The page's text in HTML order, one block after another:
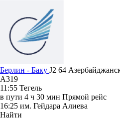
Берлин - Баку J2 64
A319
11:55 Тегель
в пути 4 ч 30 мин Прямой рейс
16:25 им. Гейдара Алиева
Найти